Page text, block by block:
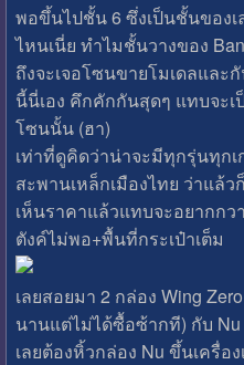
พอขึ้นไปชั้น 6 ซึ่งเป็นชั้นของเ
ไหนเนี่ย ทำไมชั้นวางของ
ถึงจะเจอโซนขายโมเดลและ
นี้นี่เอง คึกคักกันสุดๆ แทบจะเ
โซนนั้น (ฮา)
เท่าที่ดูคิดว่าน่าจะมีทุกรุ่นทุก
สะพานเหล็กเมืองไทย ว่าแล้ว
เห็นราคาแล้วแทบจะอยากก
ตังค์ไม่พอ+พื้นที่กระเป๋าเต็ม
เลยสอยมา 2 กล่อง Wing
นานแต่ไม่ได้ซื้อซ้ากที) กับ Nu
เลยต้องหิ้วกล่อง Nu ขึ้นเครื่อง